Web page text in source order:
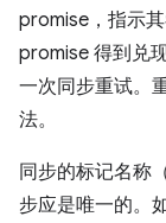
promise，指示
promise 得到兑
一次同步重试。
法。
同步的标记名称
步应是唯一的。